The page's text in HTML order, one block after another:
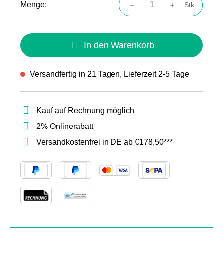
Menge:
Produkt Anzahl: Gib den gewünschten
Stk
In den Warenkorb
Versandfertig in 21 Tagen, Lieferzeit 2-5 Tage
Kauf auf Rechnung möglich
2% Onlinerabatt
Versandkostenfrei in DE ab €178,50***